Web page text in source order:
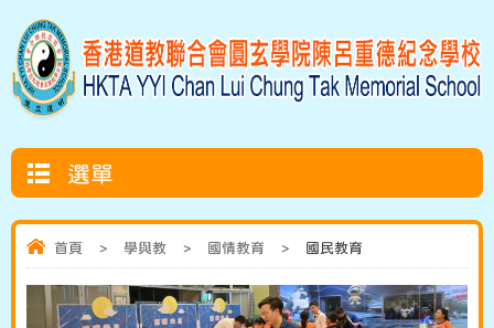
選單
首頁 > 學與教 > 國情教育 > 國民教育